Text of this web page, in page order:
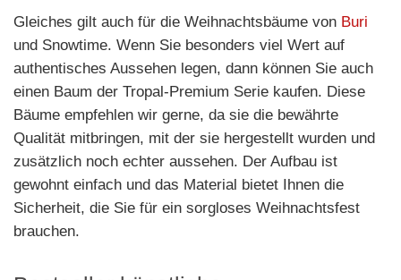
Gleiches gilt auch für die Weihnachtsbäume von Buri
und Snowtime. Wenn Sie besonders viel Wert auf
authentisches Aussehen legen, dann können Sie auch
einen Baum der Tropal-Premium Serie kaufen. Diese
Bäume empfehlen wir gerne, da sie die bewährte
Qualität mitbringen, mit der sie hergestellt wurden und
zusätzlich noch echter aussehen. Der Aufbau ist
gewohnt einfach und das Material bietet Ihnen die
Sicherheit, die Sie für ein sorgloses Weihnachtsfest
brauchen.